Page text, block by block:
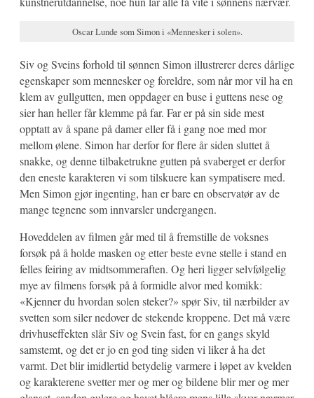
Oscar Lunde som Simon i «Mennesker i solen».
Siv og Sveins forhold til sønnen Simon illustrerer deres dårlige
egenskaper som mennesker og foreldre, som når mor vil ha en
klem av gullgutten, men oppdager en buse i guttens nese og
sier han heller får klemme på far. Far er på sin side mest
opptatt av å spane på damer eller få i gang noe med mor
mellom ølene. Simon har derfor for flere år siden sluttet å
snakke, og denne tilbaketrukne gutten på svaberget er derfor
den eneste karakteren vi som tilskuere kan sympatisere med.
Men Simon gjør ingenting, han er bare en observatør av de
mange tegnene som innvarsler undergangen.
Hoveddelen av filmen går med til å fremstille de voksnes
forsøk på å holde masken og etter beste evne stelle i stand en
felles feiring av midtsommeraften. Og heri ligger selvfølgelig
mye av filmens forsøk på å formidle alvor med komikk:
«Kjenner du hvordan solen steker?» spør Siv, til nærbilder av
svetten som siler nedover de stekende kroppene. Det må være
drivhuseffekten slår Siv og Svein fast, for en gangs skyld
samstemt, og det er jo en god ting siden vi liker å ha det
varmt. Det blir imidlertid betydelig varmere i løpet av kvelden
og karakterene svetter mer og mer og bildene blir mer og mer